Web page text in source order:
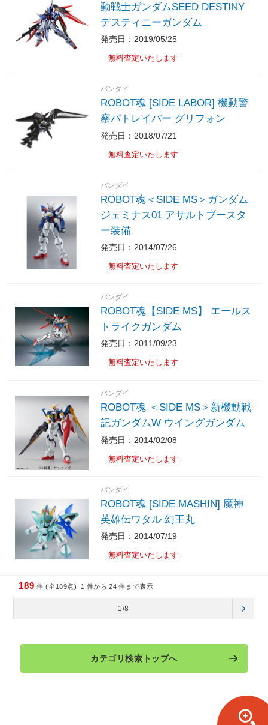
動戦士ガンダムSEED DESTINY
デスティニーガンダム
発売日：2019/05/25
無料査定いたします
バンダイ
ROBOT魂 [SIDE LABOR] 機動警
察パトレイバー グリフォン
発売日：2018/07/21
無料査定いたします
バンダイ
ROBOT魂＜SIDE MS＞ガンダム
ジェミナス01 アサルトブースタ
ー装備
発売日：2014/07/26
無料査定いたします
バンダイ
ROBOT魂【SIDE MS】 エールス
トライクガンダム
発売日：2011/09/23
無料査定いたします
バンダイ
ROBOT魂 ＜SIDE MS＞新機動戦
記ガンダムW ウイングガンダム
発売日：2014/02/08
無料査定いたします
バンダイ
ROBOT魂 [SIDE MASHIN] 魔神
英雄伝ワタル 幻王丸
発売日：2014/07/19
無料査定いたします
189 件 (全189点) 1 件から 24 件まで表示
1/8
カテゴリ検索トップへ